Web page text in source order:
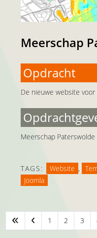
Meerschap
Opdracht
De nieuwe website
Meerschap Paterswolde
TAGS: Website ,
Joomla
1 2 3